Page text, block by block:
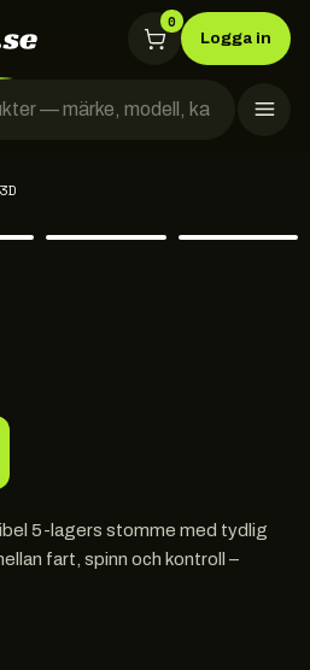
0
Logga in
5-lagers stomme med tydlig
fart, spinn och kontroll –